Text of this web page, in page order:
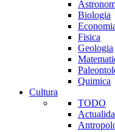
Biologia
Fisica
Geologia
Quimica
Cultura
TODO